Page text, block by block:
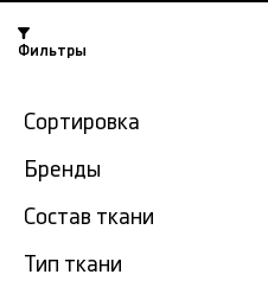
Красноярск
-15% на ткани по промокоду NY15
ГлавнаяПодкладочная ткань
Подкладочная
Фильтры
Сортировка
Бренды
Состав ткани
Тип ткани